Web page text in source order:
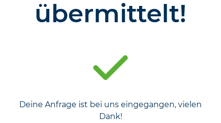
übermittelt!
Deine Anfrage ist bei uns eingegangen, vielen
Dank!